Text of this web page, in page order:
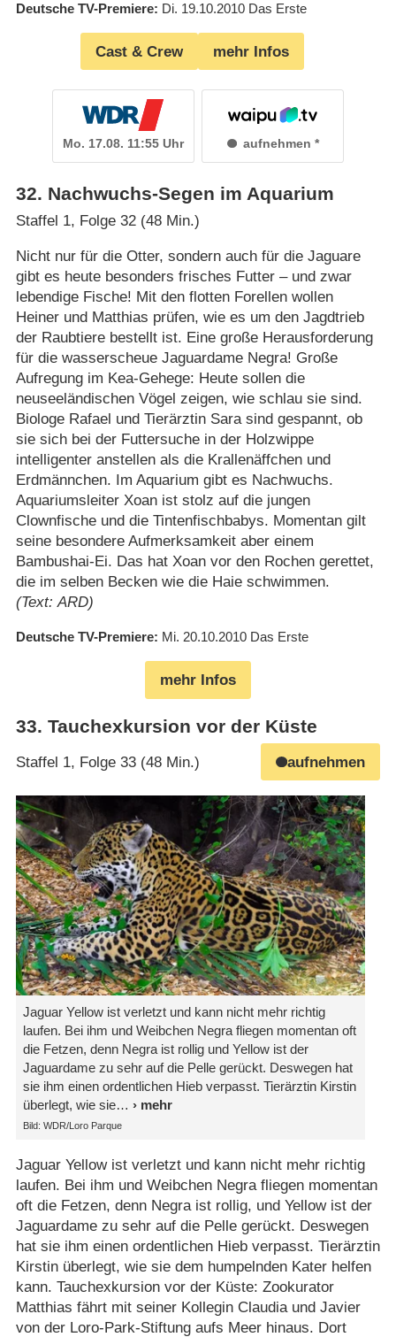
Deutsche TV-Premiere Di. 19.10.2010 Das Erste
Cast & Crew mehr Infos
Mo. 17.08. 11:55 Uhr aufnehmen
32. Nachwuchs-Segen im Aquarium
Staffel 1, Folge 32 (48 Min.)
Nicht nur für die Otter, sondern auch für die Jaguare
gibt es heute besonders frisches Futter – und zwar
lebendige Fische! Mit den flotten Forellen wollen
Heiner und Matthias prüfen, wie es um den Jagdtrieb
der Raubtiere bestellt ist. Eine große Herausforderung
für die wasserscheue Jaguardame Negra! Große
Aufregung im Kea-Gehege: Heute sollen die
neuseeländischen Vögel zeigen, wie schlau sie sind.
Biologe Rafael und Tierärztin Sara sind gespannt, ob
sie sich bei der Futtersuche in der Holzwippe
intelligenter anstellen als die Krallenäffchen und
Erdmännchen. Im Aquarium gibt es Nachwuchs.
Aquariumsleiter Xoan ist stolz auf die jungen
Clownfische und die Tintenfischbabys. Momentan gilt
seine besondere Aufmerksamkeit aber einem
Bambushai-Ei. Das hat Xoan vor den Rochen gerettet,
die im selben Becken wie die Haie schwimmen.
(Text: ARD)
Deutsche TV-Premiere Mi. 20.10.2010 Das Erste
mehr Infos
33. Tauchexkursion vor der Küste
Staffel 1, Folge 33 (48 Min.) aufnehmen
Jaguar Yellow ist verletzt und kann nicht mehr richtig
laufen. Bei ihm und Weibchen Negra fliegen momentan oft
die Fetzen, denn Negra ist rollig und Yellow ist der
Jaguardame zu sehr auf die Pelle gerückt. Deswegen hat
sie ihm einen ordentlichen Hieb verpasst. Tierärztin Kirstin
überlegt, wie sie
Bild: WDR/Loro Parque
Jaguar Yellow ist verletzt und kann nicht mehr richtig
laufen. Bei ihm und Weibchen Negra fliegen momentan
oft die Fetzen, denn Negra ist rollig, und Yellow ist der
Jaguardame zu sehr auf die Pelle gerückt. Deswegen
hat sie ihm einen ordentlichen Hieb verpasst. Tierärztin
Kirstin überlegt, wie sie dem humpelnden Kater helfen
kann. Tauchexkursion vor der Küste: Zookurator
Matthias fährt mit seiner Kollegin Claudia und Javier
von der Loro-Park-Stiftung aufs Meer hinaus. Dort